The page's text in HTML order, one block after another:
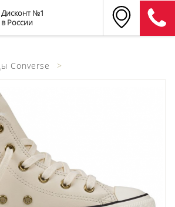
Дисконт №1
в России
Converse